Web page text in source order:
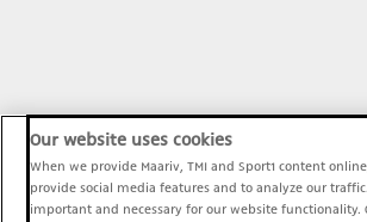
Our website uses cookies
When we provide Maariv, TMI and Sport1 content
provide social media features and to analyze our
important and necessary for our website functionality.